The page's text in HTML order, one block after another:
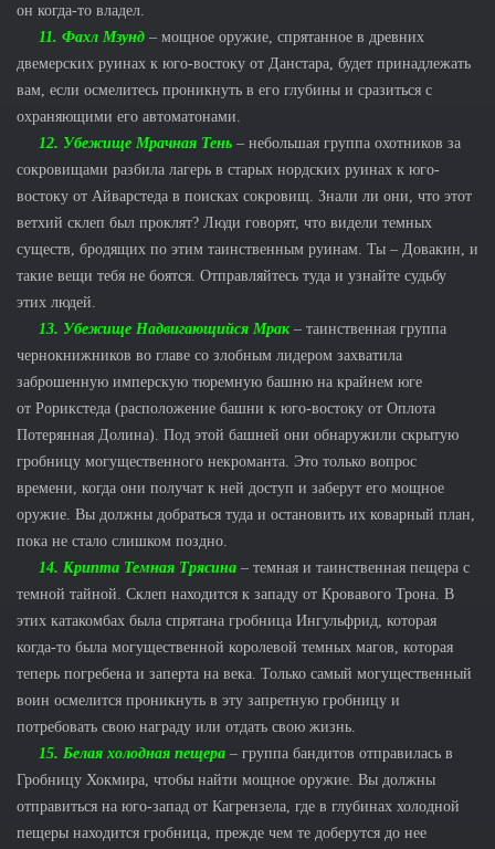
он когда-то владел.
11. Фахл Мзунд – мощное оружие, спрятанное в древних
двемерских руинах к юго-востоку от Данстара, будет принадлежать
вам, если осмелитесь проникнуть в его глубины и сразиться с
охраняющими его автоматонами.
12. Убежище Мрачная Тень – небольшая группа охотников за
сокровищами разбила лагерь в старых нордских руинах к юго-
востоку от Айварстеда в поисках сокровищ. Знали ли они, что этот
ветхий склеп был проклят? Люди говорят, что видели темных
существ, бродящих по этим таинственным руинам. Ты – Довакин, и
такие вещи тебя не боятся. Отправляйтесь туда и узнайте судьбу
этих людей.
13. Убежище Надвигающийся Мрак– таинственная группа
чернокнижников во главе со злобным лидером захватила
заброшенную имперскую тюремную башню на крайнем юге
от Рорикстеда (расположение башни к юго-востоку от Оплота
Потерянная Долина). Под этой башней они обнаружили скрытую
гробницу могущественного некроманта. Это только вопрос
времени, когда они получат к ней доступ и заберут его мощное
оружие. Вы должны добраться туда и остановить их коварный план,
пока не стало слишком поздно.
14. Крипта Темная Трясина – темная и таинственная пещера с
темной тайной. Склеп находится к западу от Кровавого Трона. В
этих катакомбах была спрятана гробница Ингульфрид, которая
когда-то была могущественной королевой темных магов, которая
теперь погребена и заперта на века. Только самый могущественный
воин осмелится проникнуть в эту запретную гробницу и
потребовать свою награду или отдать свою жизнь.
15. Белая холодная пещера – группа бандитов отправилась в
Гробницу Хокмира, чтобы найти мощное оружие. Вы должны
отправиться на юго-запад от Кагрензела, где в глубинах холодной
пещеры находится гробница, прежде чем те доберутся до нее